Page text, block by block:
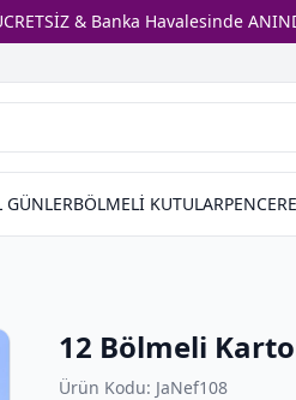
& Banka Havalesinde
GÜNLERBÖLMELİ KUTULAR
12 Bölmeli
Ürün Kodu: JaNef108